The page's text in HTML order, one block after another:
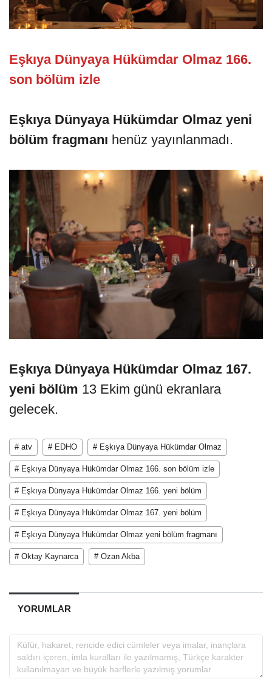
Eşkıya Dünyaya Hükümdar Olmaz 166.
son bölüm izle
Eşkıya Dünyaya Hükümdar Olmaz yeni
bölüm fragmanı henüz yayınlanmadı.
Eşkıya Dünyaya Hükümdar Olmaz 167.
yeni bölüm 13 Ekim günü ekranlara
gelecek.
# atv # EDHO # Eşkıya Dünyaya Hükümdar Olmaz
# Eşkıya Dünyaya Hükümdar Olmaz 166. son bölüm izle
# Eşkıya Dünyaya Hükümdar Olmaz 166. yeni bölüm
# Eşkıya Dünyaya Hükümdar Olmaz 167. yeni bölüm
# Eşkıya Dünyaya Hükümdar Olmaz yeni bölüm fragmanı
# Oktay Kaynarca # Ozan Akba
YORUMLAR